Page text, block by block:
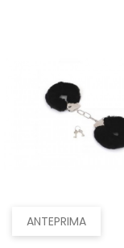
ANTEPRIMA